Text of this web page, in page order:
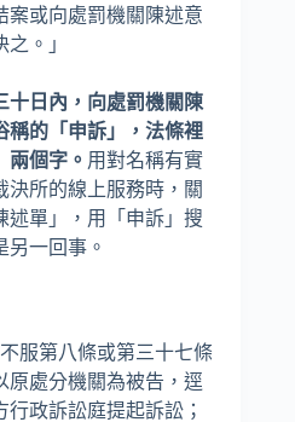
案或向處罰機關陳述意
。」
十日內，向處罰機關陳
的「申訴」，法條裡
兩個字。 用對名稱有實
決所的線上服務時，關
述單」，用「申訴」搜
另一回事。
服第八條或第三十七條
原處分機關為被告，逕
政訴訟庭提起訴訟；